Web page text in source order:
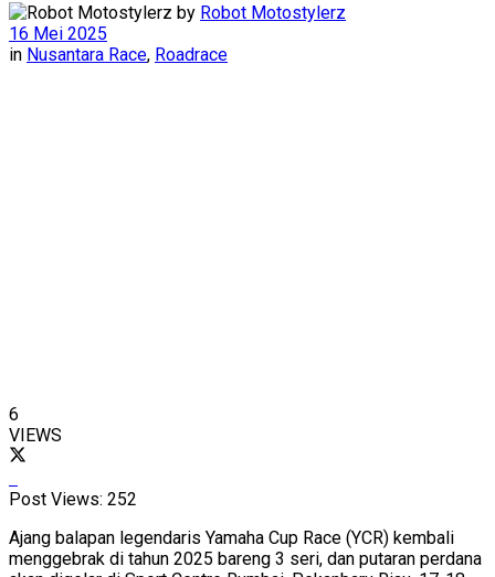
by Robot Motostylerz
16 Mei 2025
in Nusantara Race, Roadrace
6
VIEWS
Post Views: 252
Ajang balapan legendaris Yamaha Cup Race (YCR) kembali
menggebrak di tahun 2025 bareng 3 seri, dan putaran perdana